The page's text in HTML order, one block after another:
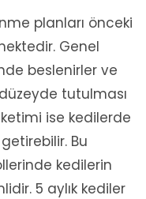
planları önceki
Genel
beslenirler ve
tutulması
ise kedilerde
Bu
kedilerin
5 aylık kediler